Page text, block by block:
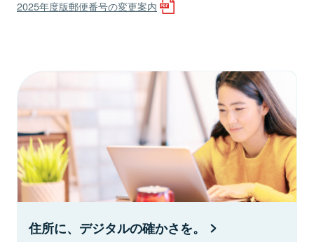
2025年度版郵便番号の変更案内
住所に、デジタルの確かさを。